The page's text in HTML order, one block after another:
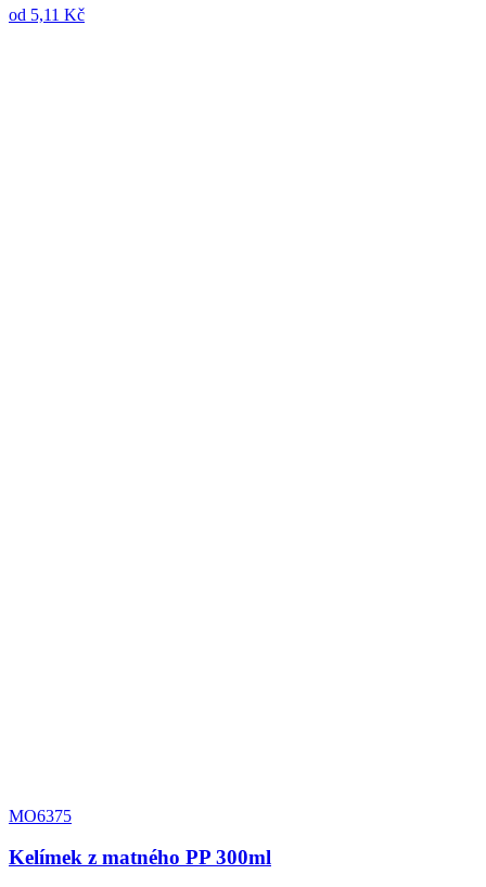
od 5,11 Kč
MO6375
Kelímek z matného PP 300ml